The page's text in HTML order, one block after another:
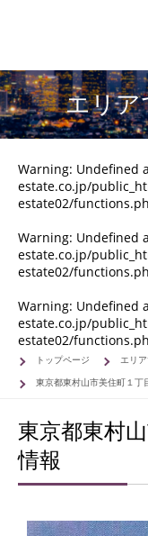
エリア
Warning: Undefined
estate.co.jp/
estate02/
Warning: Undefined
estate.co.jp/
estate02/
Warning: Undefined
estate.co.jp/
estate02/
トップページ エリ
東京都東村山市美住町１丁
東京都東村
情報